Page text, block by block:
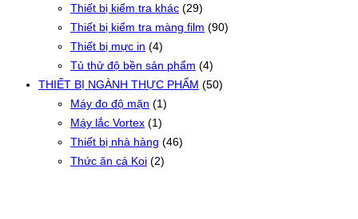
Thiết bị kiểm tra khác (29)
Thiết bị kiểm tra màng film (90)
Thiết bị mực in (4)
Tủ thử độ bền sản phẩm (4)
THIẾT BỊ NGÀNH THỰC PHẨM (50)
Máy đo độ mặn (1)
Máy lắc Vortex (1)
Thiết bị nhà hàng (46)
Thức ăn cá Koi (2)